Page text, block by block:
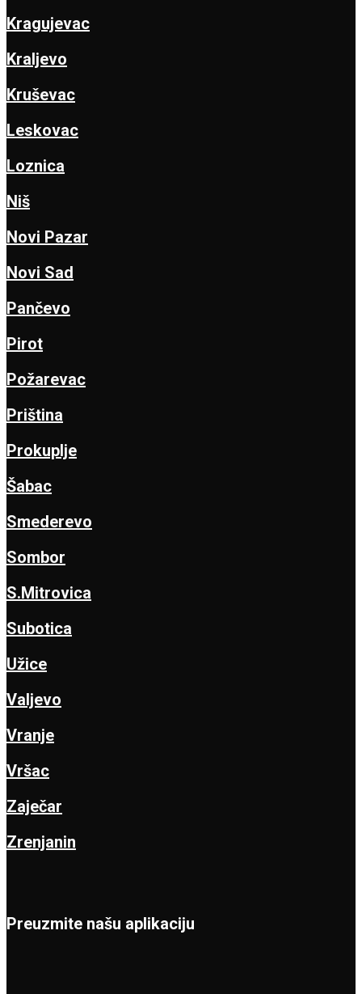
Kragujevac
Kraljevo
Kruševac
Leskovac
Loznica
Niš
Novi Pazar
Novi Sad
Pančevo
Pirot
Požarevac
Priština
Prokuplje
Šabac
Smederevo
Sombor
S.Mitrovica
Subotica
Užice
Valjevo
Vranje
Vršac
Zaječar
Zrenjanin
Preuzmite našu aplikaciju